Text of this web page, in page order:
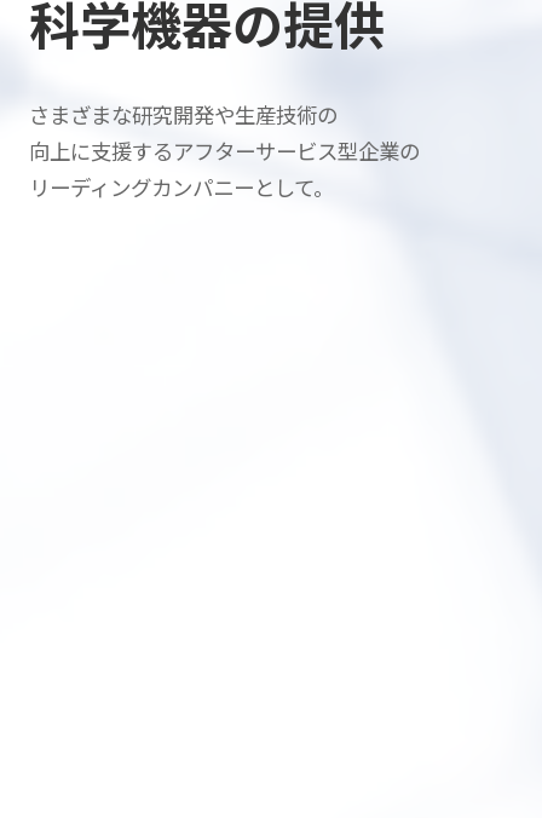
科学機器の提供
さまざまな研究開発や生産技術の
向上に支援するアフターサービス型企業の
リーディングカンパニーとして。